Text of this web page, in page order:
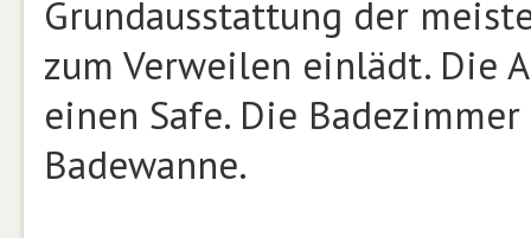
Grundausstattung der
zum Verweilen einlädt. Die
einen Safe. Die
Badewanne.